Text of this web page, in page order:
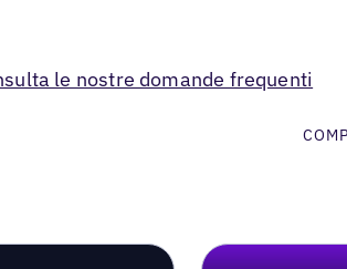
le nostre domande frequenti